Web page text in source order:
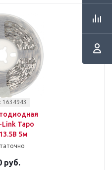
1634943
Link Tapo
5м
руб.